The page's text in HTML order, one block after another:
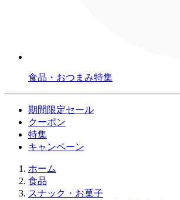
食品・おつまみ特集
期間限定セール
クーポン
特集
キャンペーン
ホーム
食品
スナック・お菓子